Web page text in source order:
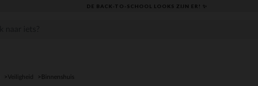
DE BACK-TO-SCHOOL LOOKS ZIJN ER! ✨
Veiligheid Binnenshuis